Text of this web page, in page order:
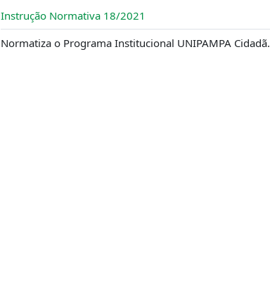
Instrução Normativa 18/2021
Normatiza o Programa Institucional UNIPAMPA Cidadã.